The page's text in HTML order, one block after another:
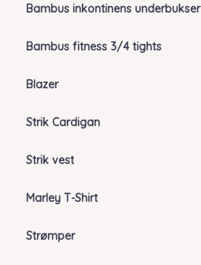
Bambus inkontinens underbukser
Bambus fitness 3/4 tights
Blazer
Strik Cardigan
Strik vest
Marley T-Shirt
Strømper